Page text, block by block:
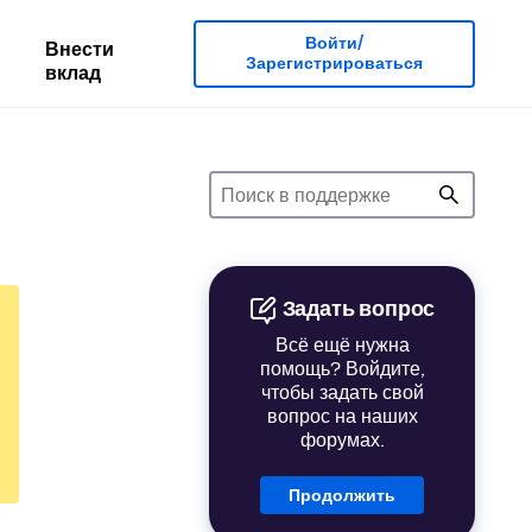
Внести
вклад
Войти/
Зарегистрироваться
Задать вопрос
Всё ещё нужна
помощь? Войдите,
чтобы задать свой
вопрос на наших
форумах.
Продолжить